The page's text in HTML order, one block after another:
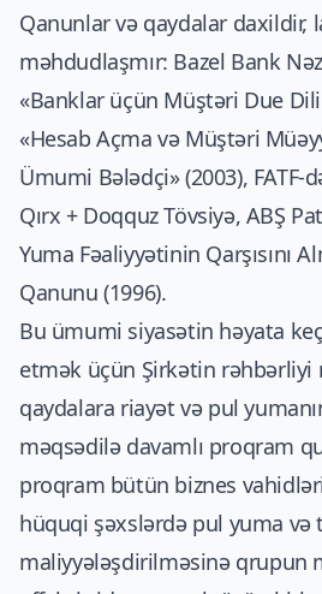
Qanunlar və qaydalar daxildir,
məhdudlaşmır: Bazel Bank
«Banklar üçün Müştəri Due
«Hesab Açma və Müştəri
Ümumi Bələdçi» (2003), FATF-
Qırx + Doqquz Tövsiyə, ABŞ
Yuma Fəaliyyətinin Qarşısını
Qanunu (1996).
Bu ümumi siyasətin həyata
etmək üçün Şirkətin rəhbərliyi
qaydalara riayət və pul
məqsədilə davamlı proqram
proqram bütün biznes
hüquqi şəxslərdə pul yuma və
maliyyələşdirilməsinə qrupun